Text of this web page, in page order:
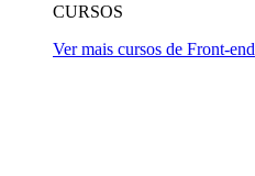
CURSOS
Ver mais cursos de Front-end